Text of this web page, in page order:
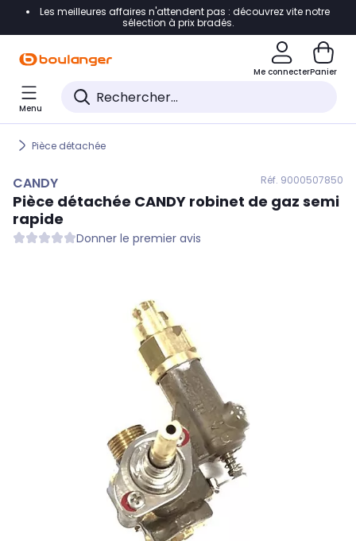
Accéder directement à la navigation
Accéder directement au pied de page
Accéder directement au chatbot
Les meilleures affaires n'attendent pas : découvrez vite notre
sélection à prix bradés.
Me connecterPanier
Menu
Pièce détachée
CANDY Réf. 9000507850
Pièce détachée CANDY robinet de gaz semi
rapide
Donner le premier avis